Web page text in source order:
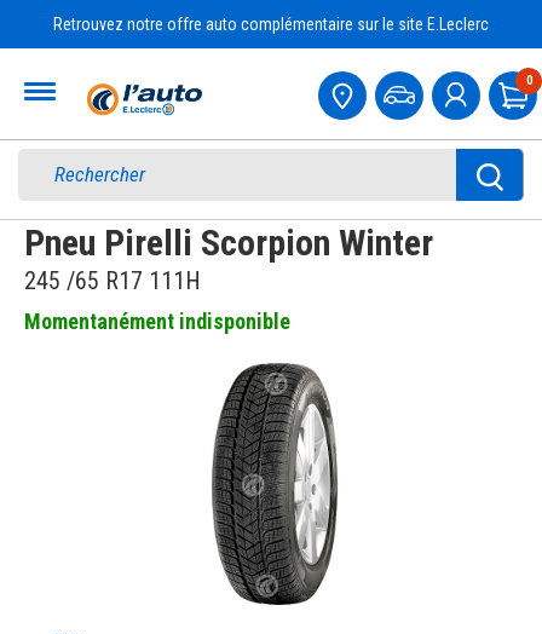
Retrouvez notre offre auto complémentaire sur le site E.Leclerc
0
Pneu Pirelli Scorpion Winter
245 /65 R17 111H
Momentanément indisponible